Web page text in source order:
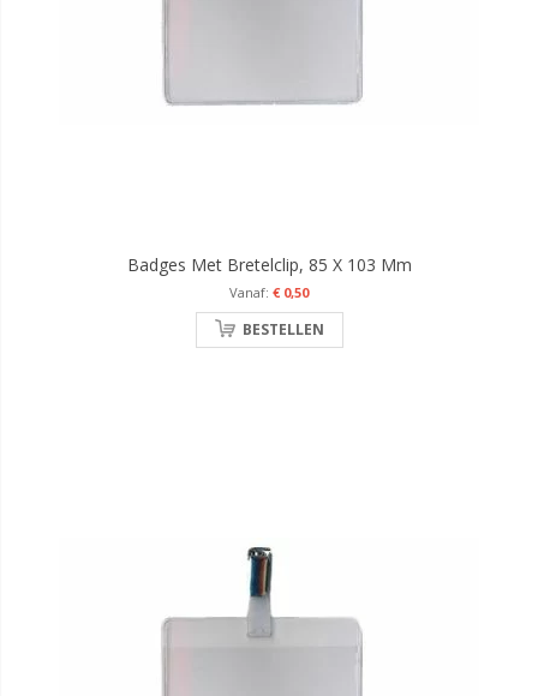
Badges Met Bretelclip, 85 X 103 Mm
€ 0,50
BESTELLEN